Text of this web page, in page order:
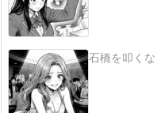
石橋を叩くな